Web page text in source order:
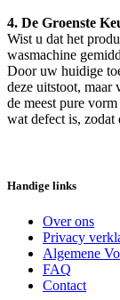
4. De Groenste
Wist u dat het
wasmachine
Door uw huidige
deze uitstoot, maar
de meest pure
wat defect is, zodat
Handige links
Over ons
Privacy
Algemene
FAQ
Contact